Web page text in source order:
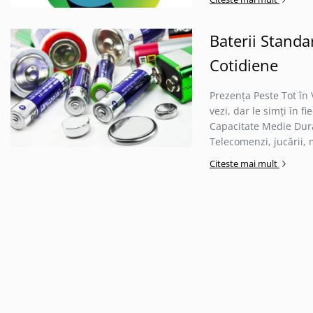
Jocuri de masa
Machiaj temporar si efecte speciale
Seturi si jocuri creative
Articole pentru creatori de
continut
Hub-uri si adaptoare Editare &
Munca mobila
Microfoane Video & Vlogging
Selfie Stickuri pentru Vlogging &
Baterii
Cotidiene
Prezența Peste Tot
vezi, dar le simți în
Capacitate Medie
Telecomenzi, jucării,
Citeste mai mult